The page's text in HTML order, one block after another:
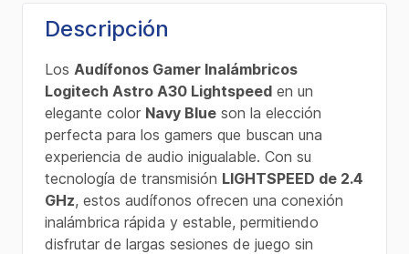
Descripción
Los Audífonos Gamer Inalámbricos
Logitech Astro A30 Lightspeed en un
elegante color Navy Blue son la elección
perfecta para los gamers que buscan una
experiencia de audio inigualable. Con su
tecnología de transmisión LIGHTSPEED de 2.4
GHz, estos audífonos ofrecen una conexión
inalámbrica rápida y estable, permitiendo
disfrutar de largas sesiones de juego sin